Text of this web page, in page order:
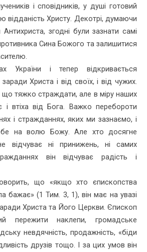
і сповідників, у душі готовий
відданість Христу. Декотрі, думаючи
згодні були зазнати самі
Сина Божого та залишитися
України і тепер відкривається
Христа і від своїх, і від чужих.
тяжко страждати, але в міру наших
і втіха від Бога. Важко перебороти
і стражданнях, яких ми зазнаємо, і
на волю Божу. Але хто досягне
відчуває ні принижень, ні самих
він відчуває радість і
що «якщо хто єпископства
бажає» (1 Тим. 3, 1), він має на увазі
Христа та Його Церкви. Єпископ
пережити наклепи, громадське
невдячність, продажність, «біди
друзів тощо. І за цих умов він